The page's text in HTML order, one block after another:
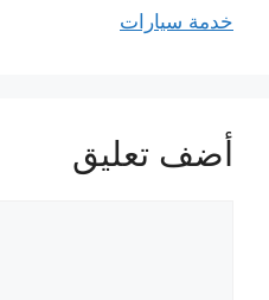
خدمة سيارات
أضف تعليق